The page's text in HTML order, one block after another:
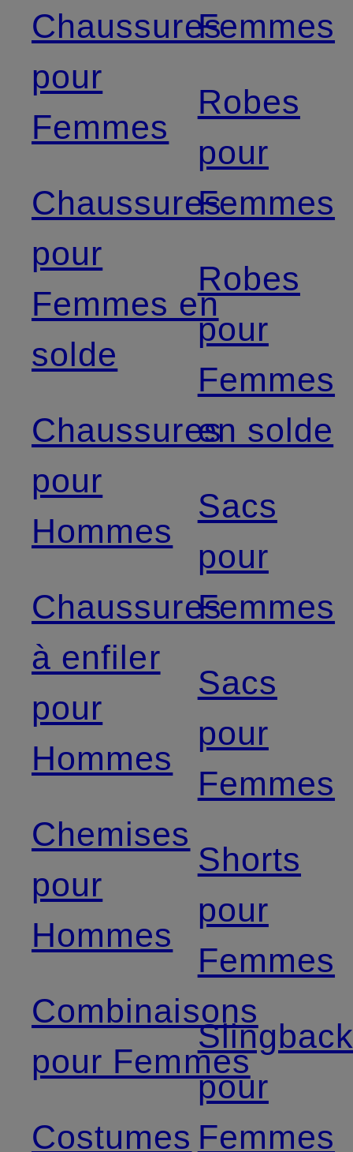
Chaussures
pour
Femmes
Chaussures
pour
Femmes en
solde
Chaussures
pour
Hommes
Chaussures
à enfiler
pour
Hommes
Chemises
pour
Hommes
Combinaisons
pour Femmes
Costumes
Femmes
Robes
pour
Femmes
Robes
pour
Femmes
en solde
Sacs
pour
Femmes
Sacs
pour
Femmes
Shorts
pour
Femmes
pour
Femmes